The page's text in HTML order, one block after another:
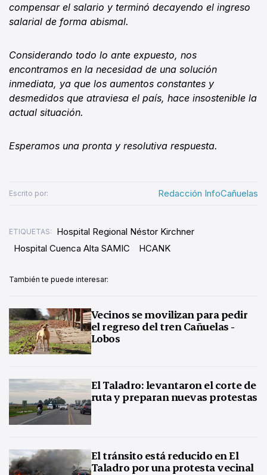
compensar el salario y terminó decayendo el ingreso
salarial de forma abismal.
Considerando todo lo ante expuesto, nos
encontramos en la necesidad de una solución
inmediata, ya que los aumentos constantes y
desmedidos que atraviesa el país, hace insostenible la
actual situación.
Esperamos una pronta y resolutiva respuesta.
Escrito por: Redacción InfoCañuelas
ETIQUETAS:
Hospital Regional Néstor Kirchner
Hospital Cuenca Alta SAMIC
HCANK
También te puede interesar:
Vecinos se movilizan para pedir
el regreso del tren Cañuelas -
Lobos
El Taladro: levantaron el corte de
ruta y preparan nuevas protestas
El tránsito está reducido en El
Taladro por una protesta vecinal